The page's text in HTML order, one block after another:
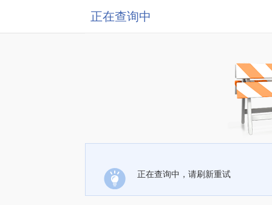
正在查询中
正在查询中，请刷新重试